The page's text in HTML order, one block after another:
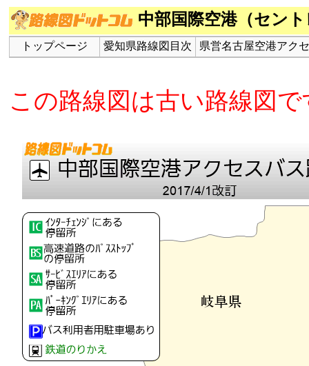
中部国際空港（セン
トップページ 愛知県路線図目次 県営名古屋空港アク
この路線図は古い路線図で